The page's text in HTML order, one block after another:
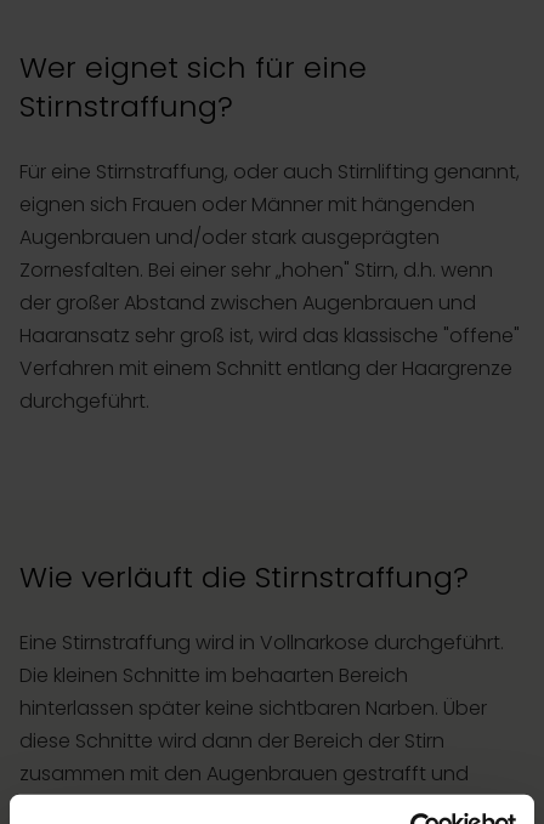
Wer eignet sich für eine
Stirnstraffung?
Für eine Stirnstraffung, oder auch Stirnlifting genannt,
eignen sich Frauen oder Männer mit hängenden
Augenbrauen und/oder stark ausgeprägten
Zornesfalten. Bei einer sehr „hohen" Stirn, d.h. wenn
der großer Abstand zwischen Augenbrauen und
Haaransatz sehr groß ist, wird das klassische "offene"
Verfahren mit einem Schnitt entlang der Haargrenze
durchgeführt.
Wie verläuft die Stirnstraffung?
Eine Stirnstraffung wird in Vollnarkose durchgeführt.
Die kleinen Schnitte im behaarten Bereich
hinterlassen später keine sichtbaren Narben. Über
diese Schnitte wird dann der Bereich der Stirn
zusammen mit den Augenbrauen gestrafft und
angehoben. Die Stirnhaut wird fixiert, damit ein